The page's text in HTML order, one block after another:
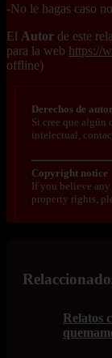
-No le hagas caso
El Autor de este
para la web https://
offline)
Derechos de
Si cree que algún
intelectual,
Copyright notice
If you believe
property rights,
Relatos